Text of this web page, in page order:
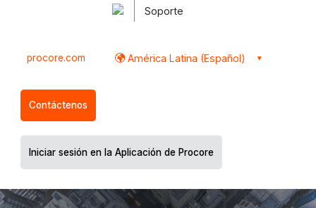
Soporte
procore.com América Latina (Español)
Contáctenos
Iniciar sesión en la Aplicación de Procore